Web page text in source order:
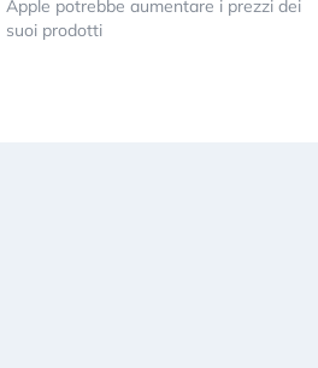
Apple potrebbe aumentare i prezzi dei
suoi prodotti